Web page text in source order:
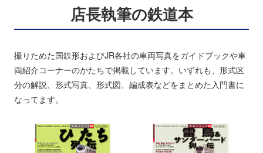
店長執筆の鉄道本
撮りためた国鉄形およびJR各社の車両写真をガイドブックや車
両紹介コーナーのかたちで掲載しています。いずれも、形式区
分の解説、形式写真、形式図、編成表などをまとめた入門書に
なってます。